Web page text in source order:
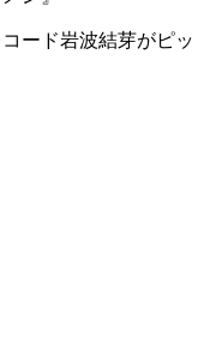
ード岩波結芽がピッ